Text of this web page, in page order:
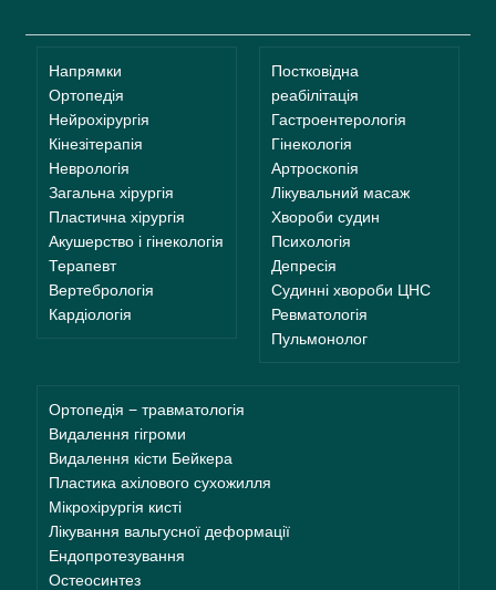
Напрямки
Ортопедія
Нейрохірургія
Кінезітерапія
Неврологія
Загальна хірургія
Пластична хірургія
Акушерство і гінекологія
Терапевт
Вертебрологія
Кардіологія
Постковідна
реабілітація
Гастроентерологія
Гінекологія
Артроскопія
Лікувальний масаж
Хвороби судин
Психологія
Депресія
Судинні хвороби ЦНС
Ревматологія
Пульмонолог
Ортопедія − травматологія
Видалення гігроми
Видалення кісти Бейкера
Пластика ахілового сухожилля
Мікрохірургія кисті
Лікування вальгусної деформації
Ендопротезування
Остеосинтез